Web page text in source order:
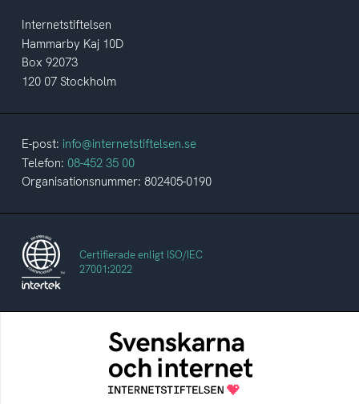
Internetstiftelsen
Hammarby Kaj 10D
Box 92073
120 07 Stockholm
E-post: info@internetstiftelsen.se
Telefon: 08-452 35 00
Organisationsnummer: 802405-0190
Certifierade enligt ISO/IEC
27001:2022
Svenskarna och internet
En årlig studie av svenska folkets
internetvanor